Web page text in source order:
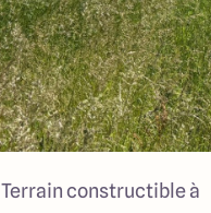
Terrain constructible à